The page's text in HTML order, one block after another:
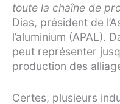
toute la chaîne de
Dias, président de
l’aluminium (APAL).
peut représenter
production des
Certes, plusieurs